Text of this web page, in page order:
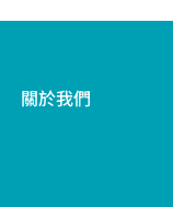
關於我們